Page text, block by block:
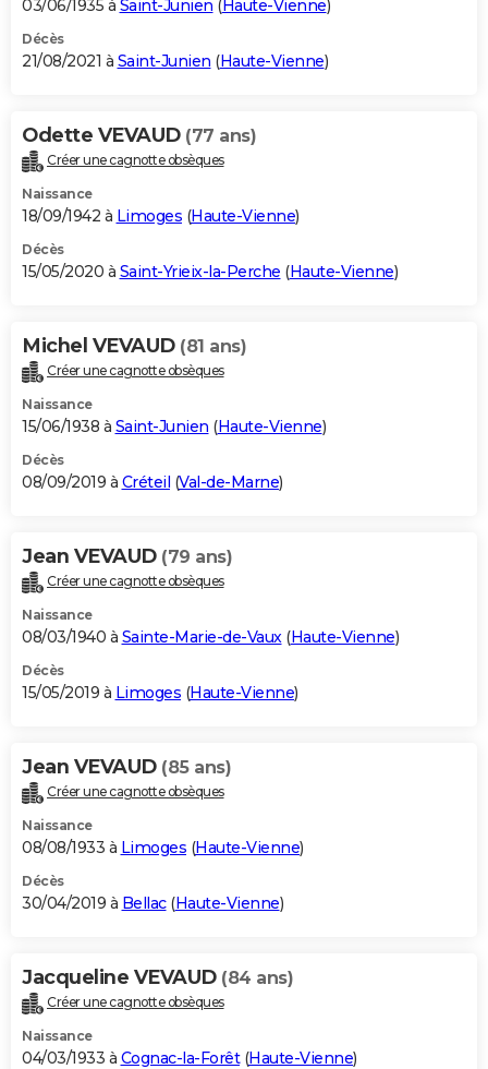
03/06/1935 à Saint-Junien ( Haute-Vienne)
Décès
21/08/2021 à Saint-Junien (Haute-Vienne)
Odette VEVAUD (77 ans)
Créer une cagnotte obsèques
Naissance
18/09/1942 à Limoges (Haute-Vienne)
Décès
15/05/2020 à Saint-Yrieix-la-Perche (Haute-Vienne)
Michel VEVAUD (81 ans)
Créer une cagnotte obsèques
Naissance
15/06/1938 à Saint-Junien (Haute-Vienne)
Décès
08/09/2019 à Créteil (Val-de-Marne)
Jean VEVAUD (79 ans)
Créer une cagnotte obsèques
Naissance
08/03/1940 à Sainte-Marie-de-Vaux(Haute-Vienne)
Décès
15/05/2019 à Limoges (Haute-Vienne)
Jean VEVAUD (85 ans)
Créer une cagnotte obsèques
Naissance
08/08/1933 à Limoges (Haute-Vienne)
Décès
30/04/2019 à Bellac(Haute-Vienne)
Jacqueline VEVAUD (84 ans)
Créer une cagnotte obsèques
Naissance
04/03/1933 à Cognac-la-Forêt(Haute-Vienne)